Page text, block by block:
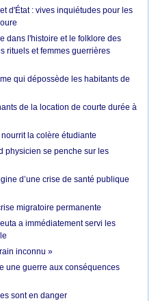
d'État : vives inquiétudes pour les
dans l'histoire et le folklore des
rituels et femmes guerrières
qui dépossède les habitants de
de la location de courte durée à
la colère étudiante
physicien se penche sur les
d’une crise de santé publique
migratoire permanente
a immédiatement servi les
inconnu »
une guerre aux conséquences
sont en danger